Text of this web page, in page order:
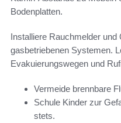
Bodenplatten.
Installiere Rauchmelder
gasbetriebenen Systemen.
Evakuierungswegen und
Vermeide brennbare
Schule Kinder zur
stets.